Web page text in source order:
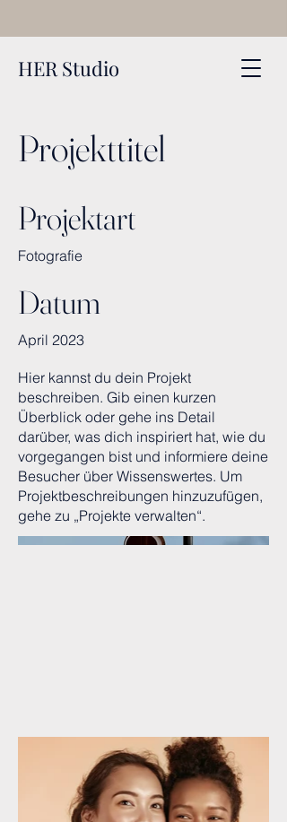
HER Studio
Projekttitel
Projektart
Fotografie
Datum
April 2023
Hier kannst du dein Projekt
beschreiben. Gib einen kurzen
Überblick oder gehe ins Detail
darüber, was dich inspiriert hat, wie du
vorgegangen bist und informiere deine
Besucher über Wissenswertes. Um
Projektbeschreibungen hinzuzufügen,
gehe zu „Projekte verwalten“.